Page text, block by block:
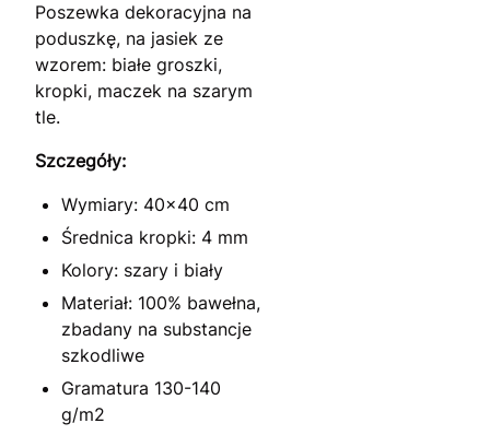
Poszewka dekoracyjna na
poduszkę, na jasiek ze
wzorem: białe groszki,
kropki, maczek na szarym
tle.
Szczegóły:
Wymiary: 40x40 cm
Średnica kropki: 4 mm
Kolory: szary i biały
Materiał: 100% bawełna,
zbadany na substancje
szkodliwe
Gramatura 130-140
g/m2